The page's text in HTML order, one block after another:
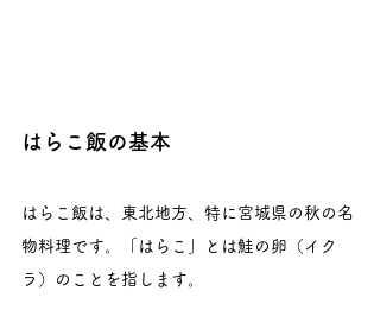
はらこ飯の基本
はらこ飯は、東北地方、特に宮城県の秋の名
物料理です。「はらこ」とは鮭の卵（イク
ラ）のことを指します。